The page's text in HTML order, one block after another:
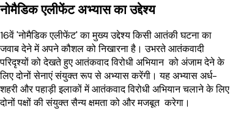
नोमैडिक एलीफेंट अभ्यास का उद्देश्य
16वें 'नोमैडिक एलीफेंट' का मुख्य उद्देश्य किसी आतंकी घटना का
जवाब देने में अपने कौशल को निखारना है। उभरते आतंकवादी
परिदृश्यों को देखते हुए आतंकवाद विरोधी अभियान को अंजाम देने के
लिए दोनों सेनाएं संयुक्त रूप से अभ्यास करेंगी। यह अभ्यास अर्ध-
शहरी और पहाड़ी इलाकों में आतंकवाद विरोधी अभियान चलाने के लिए
दोनों पक्षों की संयुक्त सैन्य क्षमता को और मजबूत करेगा।